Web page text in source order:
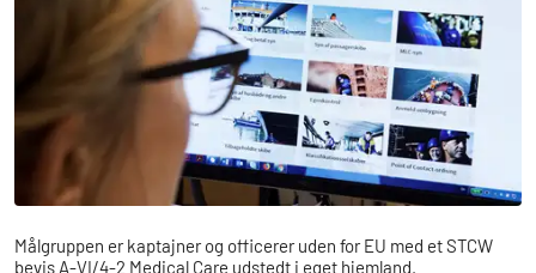
Målgruppen er kaptajner og officerer uden for EU med et STCW
bevis A-VI/4-2 Medical Care udstedt i eget hjemland.